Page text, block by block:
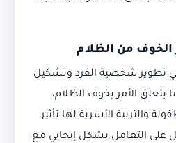
الخوف من الظلام
في تطوير شخصية الفرد وتشكيل
الأمر بخوف الظلام،
والتربية الأسرية لها تأثير
على التعامل بشكل إيجابي مع